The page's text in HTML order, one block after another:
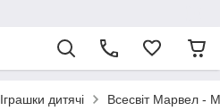
Іграшки дитячі Всесвіт Марвел -